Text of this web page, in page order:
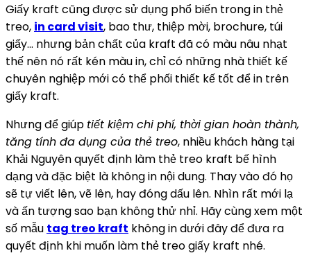
Giấy kraft cũng được sử dụng phổ biến trong in thẻ
treo, in card visit, bao thư, thiệp mời, brochure, túi
giấy… nhưng bản chất của kraft đã có màu nâu nhạt
thế nên nó rất kén màu in, chỉ có những nhà thiết kế
chuyên nghiệp mới có thể phối thiết kế tốt để in trên
giấy kraft.
Nhưng để giúp tiết kiệm chi phí, thời gian hoàn thành,
tăng tính đa dụng của thẻ treo, nhiều khách hàng tại
Khải Nguyên quyết định làm thẻ treo kraft bế hình
dạng và đặc biệt là không in nội dung. Thay vào đó họ
sẽ tự viết lên, vẽ lên, hay đóng dấu lên. Nhìn rất mới lạ
và ấn tượng sao bạn không thử nhỉ. Hãy cùng xem một
số mẫu tag treo kraft không in dưới đây để đưa ra
quyết định khi muốn làm thẻ treo giấy kraft nhé.